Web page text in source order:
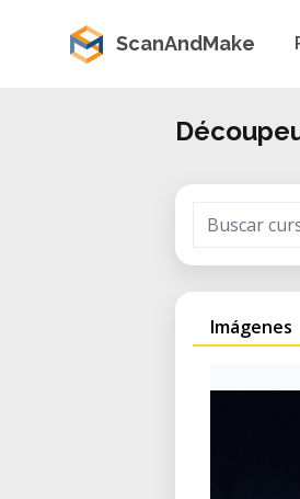
ScanAndMake
Imágenes